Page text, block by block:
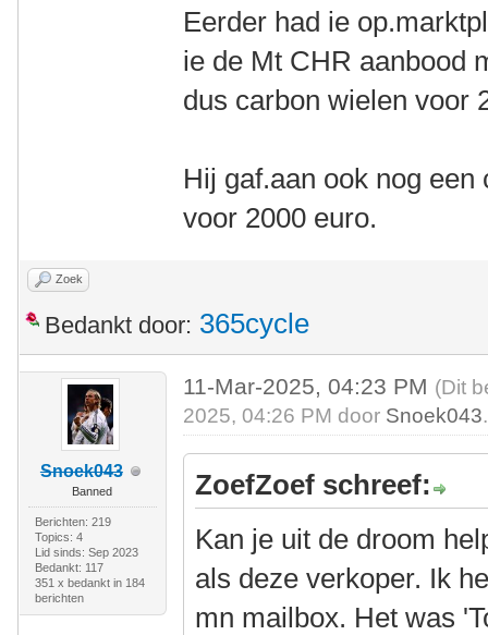
Eerder had ie
ie de Mt CHR aanbood
dus carbon wielen voor
Hij gaf.aan ook nog
voor 2000 euro.
Zoek
Bedankt door: 365cycle
Snoek043
Banned
Berichten: 219
Topics: 4
Lid sinds: Sep 2023
Bedankt: 117
351 x bedankt in 184
berichten
11-Mar-2025, 04:23 PM (Dit
2025, 04:26 PM door Snoek043
ZoefZoef schreef:
Kan je uit de droom
als deze verkoper. Ik
mn mailbox. Het was